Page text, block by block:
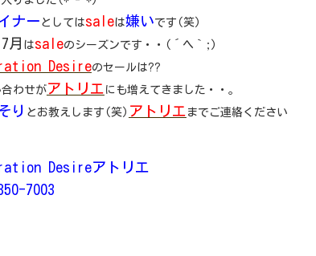
ナー としてはsaleは嫌いです(笑)
7月 はsaleのシーズンです・・(´ヘ｀;)
Desireのセールは??
わせがアトリエ にも増えてきました・・。
り とお教えします(笑) アトリエ までご連絡ください
Desireアトリエ
7003